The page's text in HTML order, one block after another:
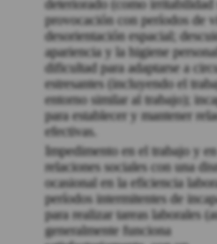
deteriorado (como irritabilidad
provocación con períodos de
desorientación espacial;
apariencia y la higiene personal;
dificultad para adaptarse a
estresantes (incluyendo el
entorno similar al trabajo);
para establecer y mantener
efectivas.
Impedimento en el trabajo y
relaciones sociales con una
ocasional en la eficiencia
períodos intermitentes de
para realizar tareas laborales
generalmente funciona